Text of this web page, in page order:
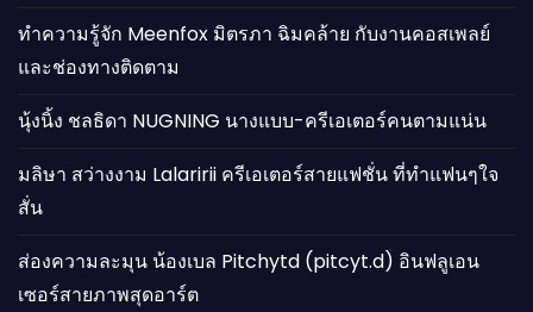
ทำความรู้จัก Meenfox มิตรภา ฉิมคล้าย กับงานคอสเพลย์
และช่องทางติดตาม
นุ้งนิ้ง ชลธิดา NUGNING นางแบบ-ครีเอเตอร์คนตามแน่น
มลิษา สว่างงาม Lalaririi ครีเอเตอร์สายแฟชั่น ที่ทำแฟนๆใจ
สั่น
ส่องความละมุน น้องเบล Pitchytd (pitcyt.d) อินฟลูเอน
เซอร์สายภาพสุดอาร์ต